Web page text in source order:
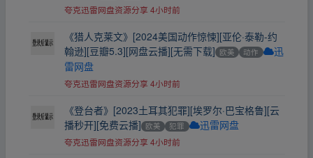
夸克迅雷网盘资源分享 4小时前
《猎人克莱文》[2024美国动作惊悚][亚伦·泰勒-约
翰逊][豆瓣5.3][网盘云播][无需下载] 欧美 动作
迅
雷网盘
夸克迅雷网盘资源分享 4小时前
《登台者》[2023土耳其犯罪][埃罗尔·巴宝格鲁][云
播秒开][免费云播] 欧美 犯罪 迅雷网盘
夸克迅雷网盘资源分享 4小时前